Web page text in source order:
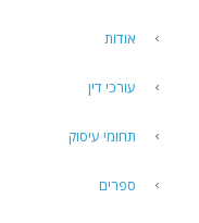
אודות
עורכי דין
תחומי עיסוק
ספרים